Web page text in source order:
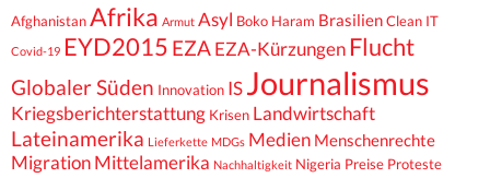
AfghanistanAfrika Armut Asyl Boko Haram BrasilienClean IT
Covid-19 EYD2015 EZA EZA-Kürzungen Flucht
Globaler Süden Innovation IS Journalismus
Kriegsberichterstattung Krisen Landwirtschaft
Lateinamerika Lieferkette MDGs Medien Menschenrechte
Migration Mittelamerika Nachhaltigkeit Nigeria Preise Proteste